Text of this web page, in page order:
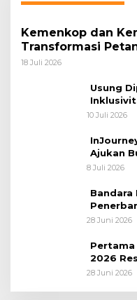
Kemenkop dan
Transformasi
18 Juli 2026
Usung
Sambut
10 Juli 2026
Ajukan
8 Juli 2026
Bandara
Tahap
28 Juni 2026
2026
28 Juni 2026